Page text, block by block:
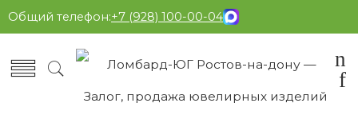
Общий телефон:+7 (928) 100-00-04